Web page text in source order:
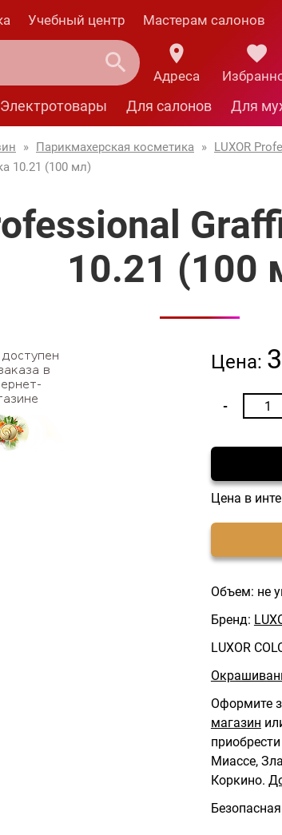
Учебный центр Мастерам салонов
Адреса
Электротовары Для салонов Для
» Парикмахерская косметика » LUXOR
10.21 (100 мл)
10.21 (100
Цена:
Цена в
Объем: не
Бренд:
LUXOR
Оформите
магазин
Миассе,
Коркино.